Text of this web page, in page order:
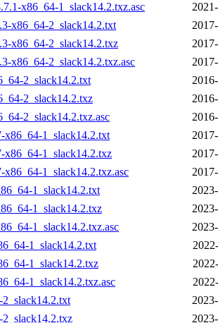
x86_64-1_slack14.2.txz.asc
x86_64-2_slack14.2.txt
x86_64-2_slack14.2.txz
x86_64-2_slack14.2.txz.asc
2_slack14.2.txt
2_slack14.2.txz
2_slack14.2.txz.asc
x86_64-1_slack14.2.txt
x86_64-1_slack14.2.txz
x86_64-1_slack14.2.txz.asc
1_slack14.2.txt
1_slack14.2.txz
1_slack14.2.txz.asc
1_slack14.2.txt
1_slack14.2.txz
1_slack14.2.txz.asc